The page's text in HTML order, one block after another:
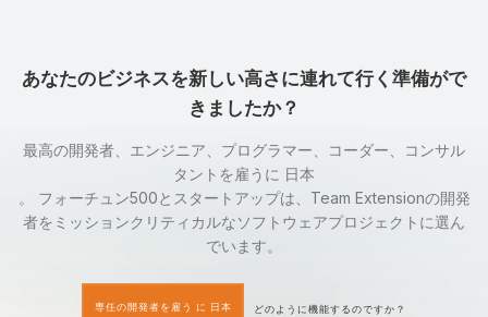
あなたのビジネスを新しい高さに連れて行く準備がで
きましたか？
最高の開発者、エンジニア、プログラマー、コーダー、コンサル
タントを雇うに 日本
。 フォーチュン500とスタートアップは、Team Extensionの開発
者をミッションクリティカルなソフトウェアプロジェクトに選ん
でいます。
専任の開発者を雇う に 日本 どのように機能するのですか？